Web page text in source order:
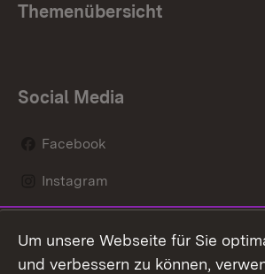
Themenübersicht
Social Media
Facebook
Instagram
Mastodon
Um unsere Webseite für Sie
und verbessern zu können,